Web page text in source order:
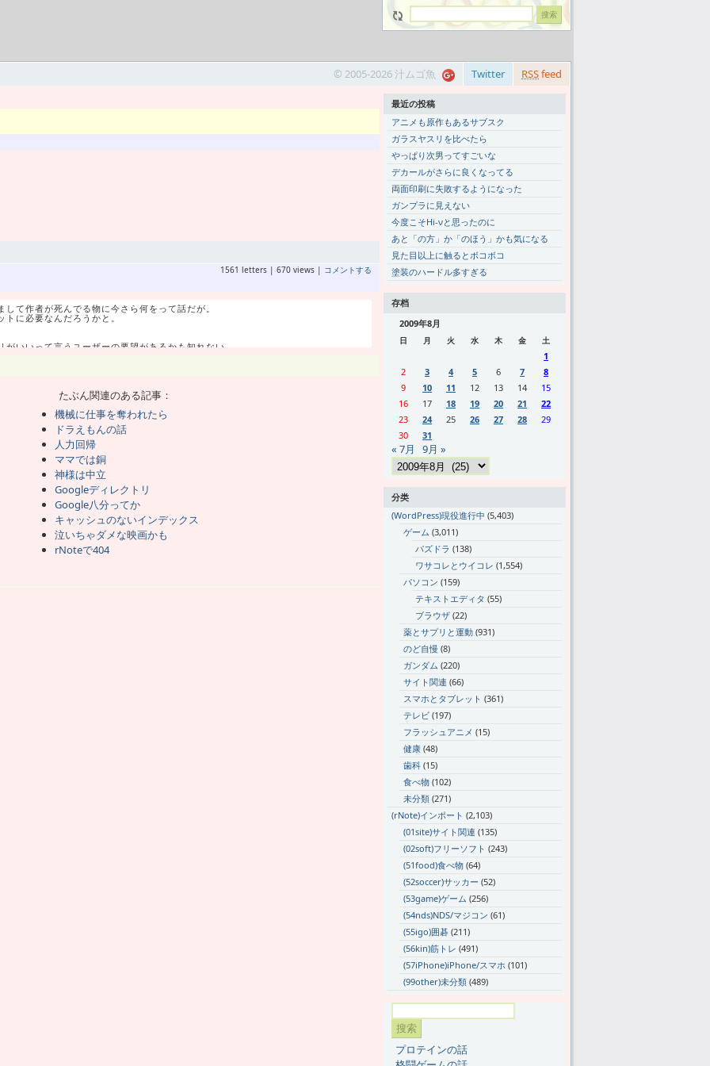
RSSfeed
Twitter
© 2005-2026 汁ムゴ魚
1561 letters | 670 views | コメントする
て作者が死んでる物に今さら何をって話だが。
に必要なんだろうかと。
いいって言うユーザーの要望があるかも知れない。
似つかぬ本物の猫に恋する仕様はおかしいじゃない。
組み込まれた高度なプログラムだ。
言えども、雌猫に恋するプログラムは自然発生しない。
トがいる世界を想像してみた。
来ないから、もちろん恋する機能はない。
をしてると愛着が湧くのは当然のこと。
ろうが、人間型ロボットになら恋してもおかしくない。
ば萌え系のロボットを、どうせなら欲しがるだろうし、
るだろうし、エッチな機能をつけることも考えられる。
グラムすべきで、自立して他人に恋しちゃマズイと思う。
て、自由に意思を持つべきって事なら恋もするだろう。
り、商品なわけで、なるべく役に立つよう作られ、
間の害にならぬようプログラムされているはずだ。
も迷惑かけるだろうから買いにくいし、
れないロボットなんて、使い物にならない。
たぶん関連のある記事：
機械に仕事を奪われたら
ドラえもんの話
人力回帰
ママでは銅
神様は中立
Googleディレクトリ
Google八分ってか
キャッシュのないインデックス
泣いちゃダメな映画かも
rNoteで404
最近の投稿
アニメも原作もあるサブスク
ガラスヤスリを比べたら
やっぱり次男ってすごいな
デカールがさらに良くなってる
両面印刷に失敗するようになった
ガンプラに見えない
今度こそHi-νと思ったのに
あと「の方」か「のほう」かも気になる
見た目以上に触るとボコボコ
塗装のハードル多すぎる
存档
2009年8月
日 月 火 水 木 金 土
1
2
3 4 5 6 7
8
9
10 11 12 13 14
15
16
17 18 19 20 21
22
23
24 25 26 27 28
29
30
31
« 7月 9月 »
分类
(WordPress)現役進行中 (5,403)
ゲーム (3,011)
パズドラ (138)
ワサコレとウイコレ (1,554)
パソコン (159)
テキストエディタ (55)
ブラウザ (22)
薬とサプリと運動 (931)
のど自慢 (8)
ガンダム (220)
サイト関連 (66)
スマホとタブレット (361)
テレビ (197)
フラッシュアニメ (15)
健康 (48)
歯科 (15)
食べ物 (102)
未分類 (271)
(rNote)インポート (2,103)
(01site)サイト関連 (135)
(02soft)フリーソフト (243)
(51food)食べ物 (64)
(52soccer)サッカー (52)
(53game)ゲーム (256)
(54nds)NDS/マジコン (61)
(55igo)囲碁 (211)
(56kin)筋トレ (491)
(57iPhone)iPhone/スマホ (101)
(99other)未分類 (489)
プロテインの話